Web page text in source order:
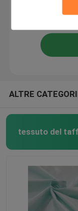
Tessuto
Tessuto tinto
ALTRE
tessuto del